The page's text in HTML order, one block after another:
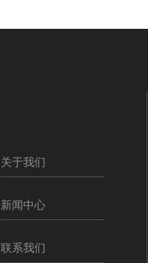
关于我们
新闻中心
联系我们